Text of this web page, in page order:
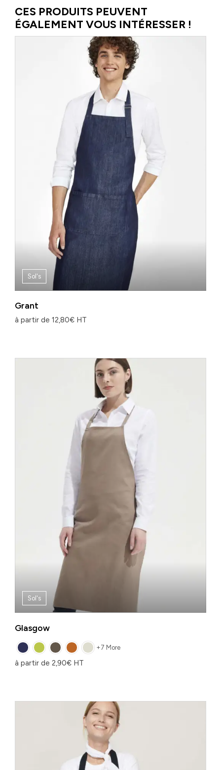
les uns aux autres, suscitant des vocations pour répondre aux […]
CES PRODUITS PEUVENT
ÉGALEMENT VOUS INTÉRESSER !
Sol's
Grant
à partir de 12,80€ HT
Sol's
Glasgow
+7 More
à partir de 2,90€ HT